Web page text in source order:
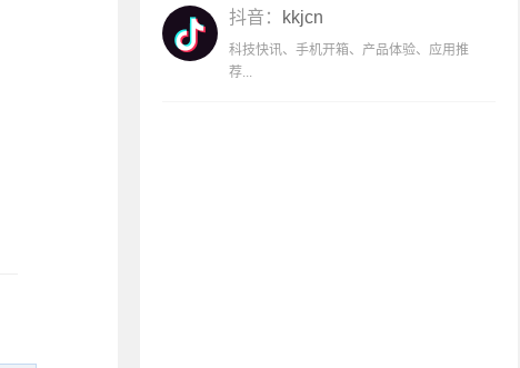
抖音： kkjcn
科技快讯、手机开箱、产品体验、应用推
荐...